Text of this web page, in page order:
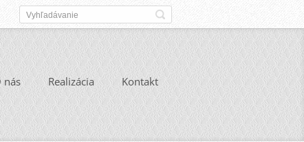
nás Realizácia Kontakt